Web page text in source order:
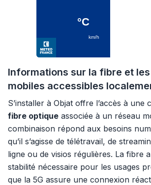
Informations sur la fibre et
mobiles accessibles
S’installer à Objat offre l’accès à une
fibre optique associée à un réseau
combinaison répond aux besoins
qu’il s’agisse de télétravail, de
ligne ou de visios régulières. La fibre
stabilité nécessaire pour les usages
que la 5G assure une connexion